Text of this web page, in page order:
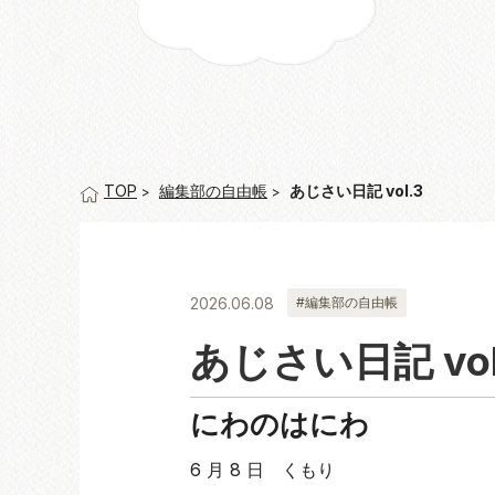
TOP 編集部の自由帳 あじさい日記 vol.3
2026.06.08 #編集部の自由帳
あじさい日記
にわのはにわ
6 月 8 日 くもり